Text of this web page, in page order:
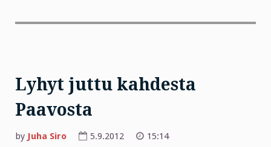
Lyhyt juttu kahdesta
Paavosta
by Juha Siro 5.9.2012
15:14